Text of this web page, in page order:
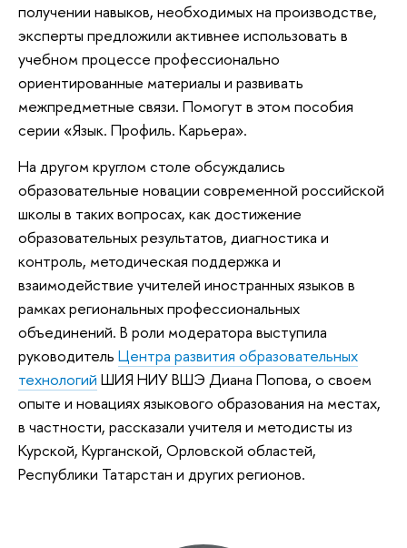
получении навыков, необходимых на производстве,
эксперты предложили активнее использовать в
учебном процессе профессионально
ориентированные материалы и развивать
межпредметные связи. Помогут в этом пособия
серии «Язык. Профиль. Карьера».
На другом круглом столе обсуждались
образовательные новации современной российской
школы в таких вопросах, как достижение
образовательных результатов, диагностика и
контроль, методическая поддержка и
взаимодействие учителей иностранных языков в
рамках региональных профессиональных
объединений. В роли модератора выступила
руководитель Центра развития образовательных
технологий ШИЯ НИУ ВШЭ Диана Попова, о своем
опыте и новациях языкового образования на местах,
в частности, рассказали учителя и методисты из
Курской, Курганской, Орловской областей,
Республики Татарстан и других регионов.